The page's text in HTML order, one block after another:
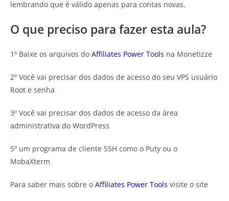
lembrando que é válido apenas para contas novas.
O que preciso para fazer esta aula?
1º Baixe os arquivos do Affiliates Power Tools na Monetizze
2º Você vai precisar dos dados de acesso do seu VPS usuário
Root e senha
3º Você vai precisar dos dados de acesso da área
administrativa do WordPress
5º um programa de cliente SSH como o Puty ou o
MobaXterm
Para saber mais sobre o Affiliates Power Tools visite o site